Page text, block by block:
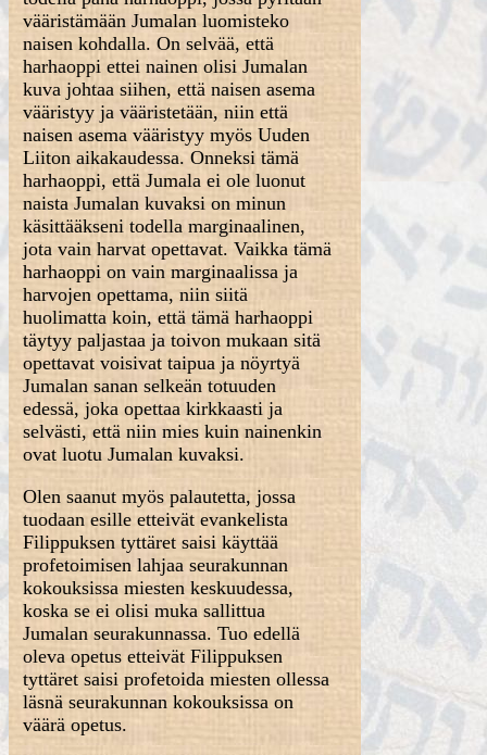
vääristämään Jumalan luomisteko
naisen kohdalla. On selvää, että
harhaoppi ettei nainen olisi Jumalan
kuva johtaa siihen, että naisen asema
vääristyy ja vääristetään, niin että
naisen asema vääristyy myös Uuden
Liiton aikakaudessa. Onneksi tämä
harhaoppi, että Jumala ei ole luonut
naista Jumalan kuvaksi on minun
käsittääkseni todella marginaalinen,
jota vain harvat opettavat. Vaikka tämä
harhaoppi on vain marginaalissa ja
harvojen opettama, niin siitä
huolimatta koin, että tämä harhaoppi
täytyy paljastaa ja toivon mukaan sitä
opettavat voisivat taipua ja nöyrtyä
Jumalan sanan selkeän totuuden
edessä, joka opettaa kirkkaasti ja
selvästi, että niin mies kuin nainenkin
ovat luotu Jumalan kuvaksi.
Olen saanut myös palautetta, jossa
tuodaan esille etteivät evankelista
Filippuksen tyttäret saisi käyttää
profetoimisen lahjaa seurakunnan
kokouksissa miesten keskuudessa,
koska se ei olisi muka sallittua
Jumalan seurakunnassa. Tuo edellä
oleva opetus etteivät Filippuksen
tyttäret saisi profetoida miesten ollessa
läsnä seurakunnan kokouksissa on
väärä opetus.